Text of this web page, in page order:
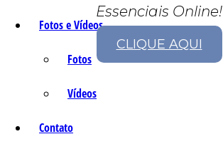
Fotos e Vídeos
Fotos
Vídeos
Contato
Essenciais Online!
CLIQUE AQUI